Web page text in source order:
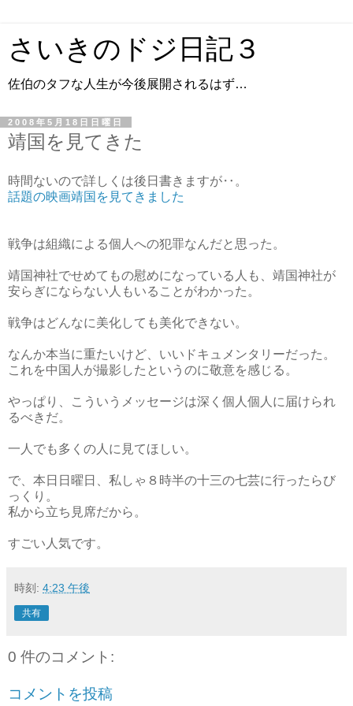
さいきのドジ日記３
佐伯のタフな人生が今後展開されるはず…
2008年5月18日日曜日
靖国を見てきた
時間ないので詳しくは後日書きますが‥。
話題の映画靖国を見てきました
戦争は組織による個人への犯罪なんだと思った。
靖国神社でせめてもの慰めになっている人も、靖国神社が
安らぎにならない人もいることがわかった。
戦争はどんなに美化しても美化できない。
なんか本当に重たいけど、いいドキュメンタリーだった。
これを中国人が撮影したというのに敬意を感じる。
やっぱり、こういうメッセージは深く個人個人に届けられ
るべきだ。
一人でも多くの人に見てほしい。
で、本日日曜日、私しゃ８時半の十三の七芸に行ったらび
っくり。
私から立ち見席だから。
すごい人気です。
時刻: 4:23 午後
共有
0 件のコメント:
コメントを投稿